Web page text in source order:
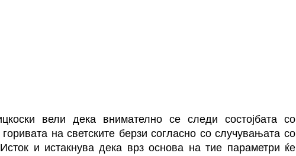
вели дека внимателно се следи состојбата со
на светските берзи согласно со случувањата со
и истакнува дека врз основа на тие параметри ќе